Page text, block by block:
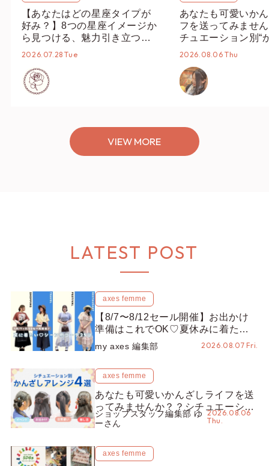
【あなたはどの星座タイプが
好み？】8つの星座イメージか
ら見つける、魅力引き立つス
タイリング♡
2026.07.28 Tue
あなたも可愛いか
フを送ってみませ
チュエーション別“
オススメ【ショッ
2026.08.06 Thu
VIEW MORE
LATEST POST
axes femme
【8/7〜8/12セール開催】お出かけ
準備はこれでOK♡夏休みに着たい
コーデ25選をシーン別に徹底解説！
my axes 編集部 2026.08.07 Fri.
axes femme
あなたも可愛いかんざしライフを送
ってみませんか？？シチュエーショ
ン別“かんざし”のオススメ【ショッ
プスタッフ編集部】
ショップスタッフ編集部 ゆ
ーさん
2026.08.06
Thu.
axes femme